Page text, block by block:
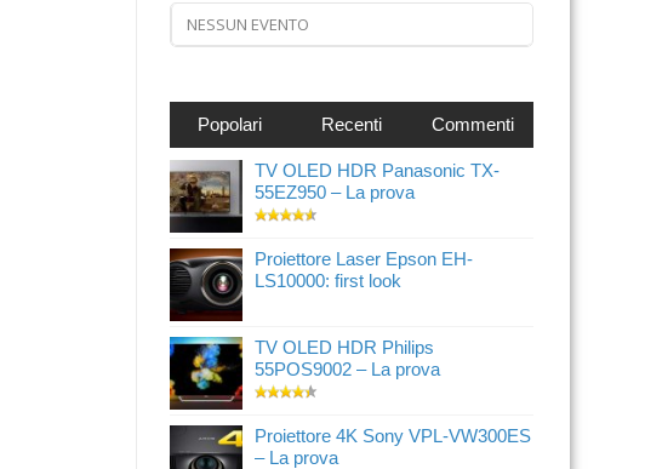
NESSUN EVENTO
Popolari Recenti Commenti
TV OLED HDR Panasonic TX-
55EZ950 – La prova
Proiettore Laser Epson EH-
LS10000: first look
TV OLED HDR Philips
55POS9002 – La prova
Proiettore 4K Sony VPL-VW300ES
– La prova